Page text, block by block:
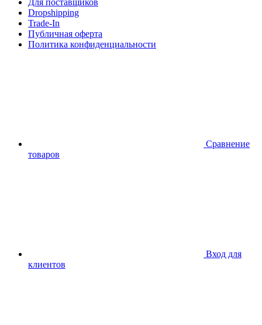
Dropshipping
Trade-In
Публичная оферта
Политика конфиденциальности
Сравнение
товаров
Вход для
клиентов